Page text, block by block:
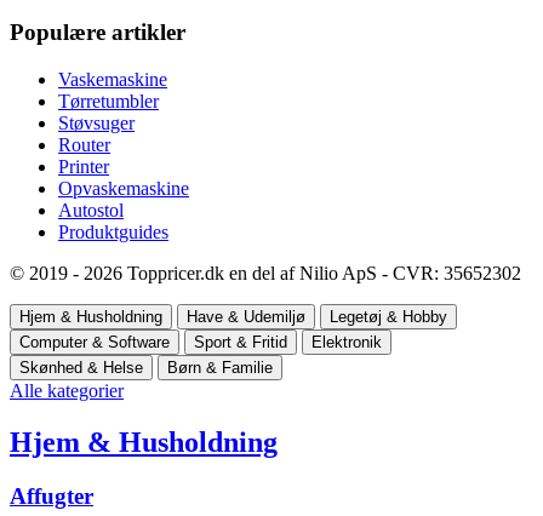
Populære artikler
Vaskemaskine
Tørretumbler
Støvsuger
Router
Printer
Opvaskemaskine
Autostol
Produktguides
© 2019 - 2026 Toppricer.dk en del af Nilio ApS - CVR: 35652302
Hjem & Husholdning Have & Udemiljø
Legetøj & Hobby
Computer & Software
Sport & Fritid
Elektronik
Skønhed & Helse
Børn & Familie
Alle kategorier
Hjem & Husholdning
Affugter